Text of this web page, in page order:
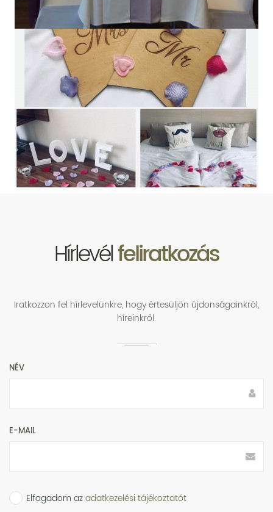
Hírlevélfeliratkozás
Iratkozzon fel hírlevelünkre, hogy értesüljön újdonságainkról,
híreinkről.
NÉV
E-MAIL
Elfogadom azadatkezelési tájékoztatót